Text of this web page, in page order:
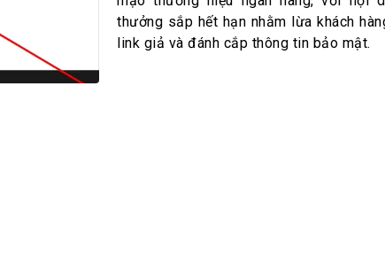
Thanh toán –Thẻ
Nhà quản trị
thưởng sắp hết hạn nhằm lừa khách
link giả và đánh cắp thông tin bảo mật.